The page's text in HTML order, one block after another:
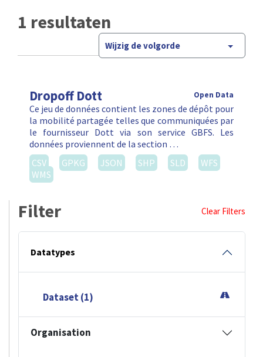
1 resultaten
Wijzig de volgorde
Dropoff Dott Open Data
Ce jeu de données contient les zones de dépôt pour
la mobilité partagée telles que communiquées par
le fournisseur Dott via son service GBFS. Les
données proviennent de la section …
CSV
GPKG JSON SHP SLD
WFS
WMS
Filter Clear Filters
Datatypes
Dataset (1)
Organisation